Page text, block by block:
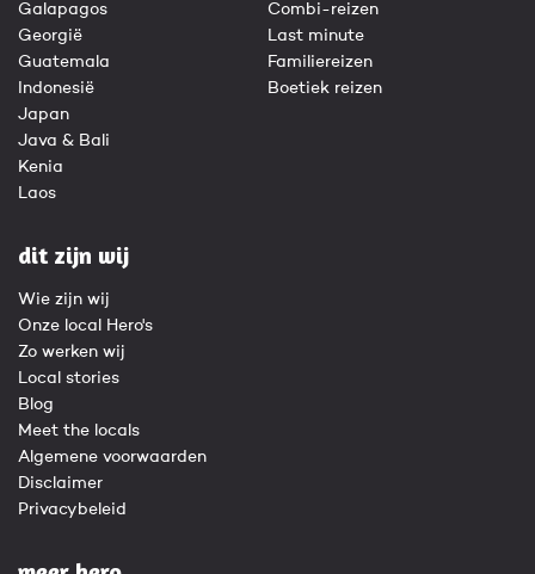
Galapagos
Georgië
Guatemala
Indonesië
Japan
Java & Bali
Kenia
Laos
Combi-reizen
Last minute
Familiereizen
Boetiek reizen
dit zijn wij
Wie zijn wij
Onze local Hero's
Zo werken wij
Local stories
Blog
Meet the locals
Algemene voorwaarden
Disclaimer
Privacybeleid